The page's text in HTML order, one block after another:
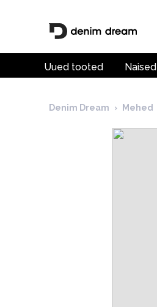
Uued tooted Naised
Denim Dream › Mehed